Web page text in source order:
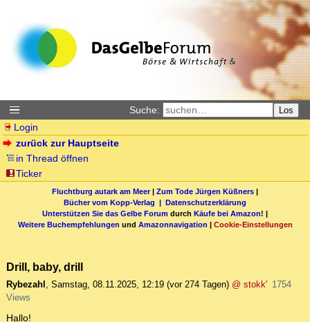
Suche: Los
Login
zurück zur Hauptseite
in Thread öffnen
Ticker
Fluchtburg autark am Meer| Zum Tode Jürgen Küßners |
Bücher vom Kopp-Verlag | Datenschutzerklärung
Unterstützen Sie das Gelbe Forum durch Käufe bei Amazon! |
Weitere Buchempfehlungen und Amazonnavigation | Cookie-Einstellungen
Drill, baby, drill
Rybezahl , Samstag, 08.11.2025, 12:19 (vor 274 Tagen) @ stokk' 1754
Views
Hallo!